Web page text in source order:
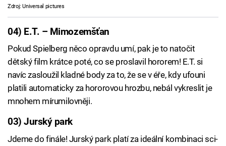
Zdroj: Universal pictures
04) E.T. – Mimozemšťan
Pokud Spielberg něco opravdu umí, pak je to natočit
dětský film krátce poté, co se proslavil hororem! E.T. si
navíc zasloužil kladné body za to, že se v éře, kdy ufouni
platili automaticky za hororovou hrozbu, nebál vykreslit je
mnohem mírumilovněji.
03) Jurský park
Jdeme do finále! Jurský park platí za ideální kombinaci sci-